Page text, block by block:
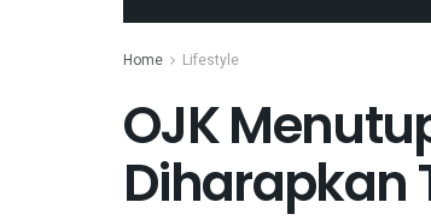
Home Lifestyle
OJK
Diharapkan